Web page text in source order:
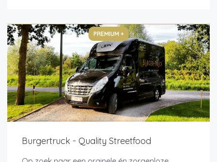
PREMIUM +
Burgertruck - Quality Streetfood